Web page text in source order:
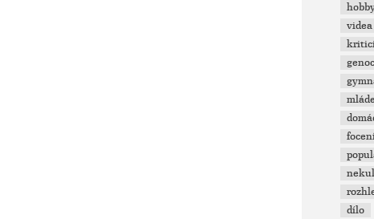
videa
dílo